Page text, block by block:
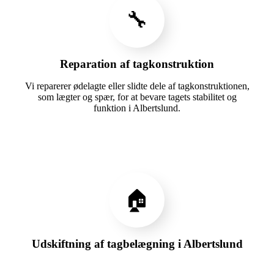
🔧
Reparation af tagkonstruktion
Vi reparerer ødelagte eller slidte dele af tagkonstruktionen,
som lægter og spær, for at bevare tagets stabilitet og
funktion i Albertslund.
🏠
Udskiftning af tagbelægning i Albertslund